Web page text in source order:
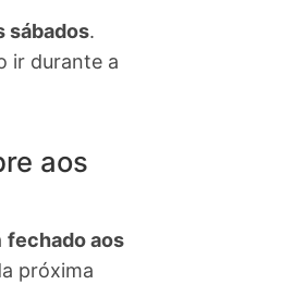
sábados.
ir durante a
aos
fechado aos
próxima